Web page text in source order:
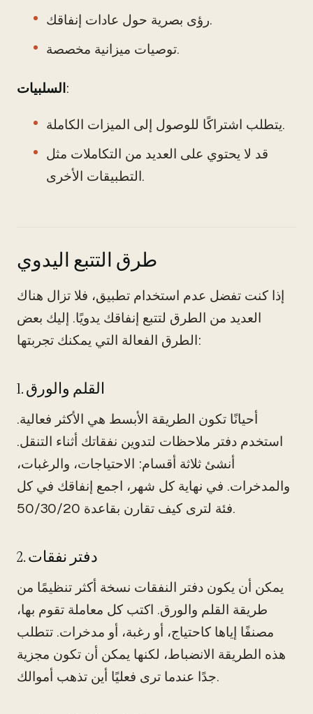
رؤى بصرية حول عادات إنفاقك.
توصيات ميزانية مخصصة.
السلبيات:
يتطلب اشتراكًا للوصول إلى الميزات الكاملة.
قد لا يحتوي على العديد من التكاملات مثل
التطبيقات الأخرى.
طرق التتبع اليدوي
إذا كنت تفضل عدم استخدام تطبيق، فلا تزال هناك
العديد من الطرق لتتبع إنفاقك يدويًا. إليك بعض
الطرق الفعالة التي يمكنك تجربتها:
1. القلم والورق
أحيانًا تكون الطريقة الأبسط هي الأكثر فعالية.
استخدم دفتر ملاحظات لتدوين نفقاتك أثناء التنقل.
أنشئ ثلاثة أقسام: الاحتياجات، والرغبات،
والمدخرات. في نهاية كل شهر، اجمع إنفاقك في كل
فئة لترى كيف تقارن بقاعدة 50/30/20.
2. دفتر نفقات
يمكن أن يكون دفتر النفقات نسخة أكثر تنظيمًا من
طريقة القلم والورق. اكتب كل معاملة تقوم بها،
مصنفًا إياها كاحتياج، أو رغبة، أو مدخرات. تتطلب
هذه الطريقة الانضباط، لكنها يمكن أن تكون مجزية
جدًا عندما ترى فعليًا أين تذهب أموالك.